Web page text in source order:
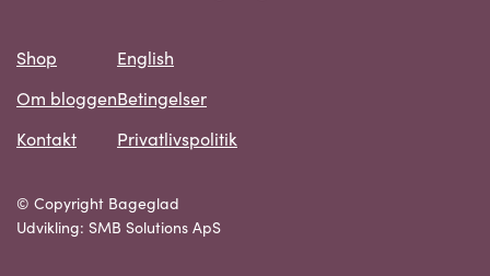
Shop
Om bloggen
Kontakt
English
Betingelser
Privatlivspolitik
© Copyright Bageglad
Udvikling: SMB Solutions ApS